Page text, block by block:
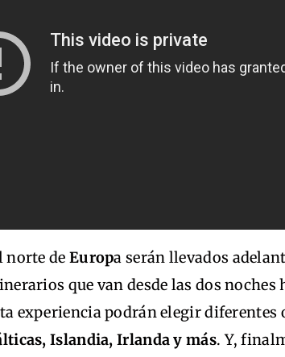
norte de Europa serán llevados
que van desde las dos noches
experiencia podrán elegir diferentes
Islandia, Irlanda y más. Y,